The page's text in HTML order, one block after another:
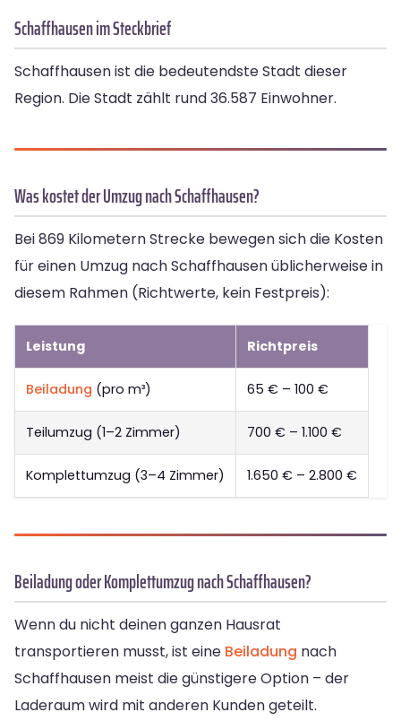
Schaffhausen im Steckbrief
Schaffhausen ist die bedeutendste Stadt dieser
Region. Die Stadt zählt rund 36.587 Einwohner.
Was kostet der Umzug nach Schaffhausen?
Bei 869 Kilometern Strecke bewegen sich die Kosten
für einen Umzug nach Schaffhausen üblicherweise in
diesem Rahmen (Richtwerte, kein Festpreis):
Leistung Richtpreis
Beiladung (pro m³) 65 € – 100 €
Teilumzug (1–2 Zimmer) 700 € – 1.100 €
Komplettumzug (3–4 Zimmer) 1.650 € – 2.800 €
Beiladung oder Komplettumzug nach Schaffhausen?
Wenn du nicht deinen ganzen Hausrat
transportieren musst, ist eine Beiladung nach
Schaffhausen meist die günstigere Option – der
Laderaum wird mit anderen Kunden geteilt.